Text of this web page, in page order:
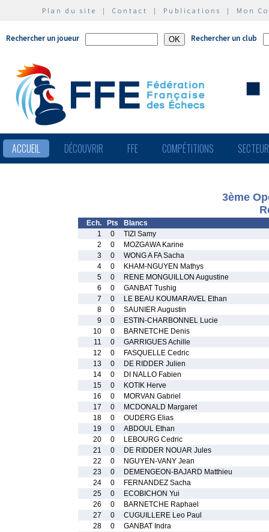
Plan du site | Contact | Publications | Mon
Rechercher un joueur Rechercher un club
ACCUEIL DÉCOUVRIR FFE COMPÉTITIONS
3ème
Ech. Pts
Blancs
1
0
TIZI Samy
2
0
MOZGAWA Karine
3
0
WONG A FA Sacha
4
0
KHAM-NGUYEN Mathys
5
0
RENE MONGUILLON Augustine
6
0
GANBAT Tushig
7
0
LE BEAU KOUMARAVEL Ethan
8
0
SAUNIER Augustin
9
0
ESTIN-CHARBONNEL Lucie
10
0
BARNETCHE Denis
11
0
GARRIGUES Achille
12
0
FASQUELLE Cedric
13
0
DE RIDDER Julien
14
0
DI NALLO Fabien
15
0
KOTIK Herve
16
0
MORVAN Gabriel
17
0
MCDONALD Margaret
18
0
OUDERG Elias
19
0
ABDOUL Ethan
20
0
LEBOURG Cedric
21
0
DE RIDDER NOUAR Jules
22
0
NGUYEN-VANY Jean
23
0
DEMENGEON-BAJARD Matthieu
24
0
FERNANDEZ Sacha
25
0
ECOBICHON Yui
26
0
BARNETCHE Raphael
27
0
CUGUILLERE Leo Paul
28
0
GANBAT Indra